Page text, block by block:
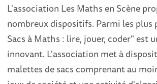
L'association Les Maths en Scène
nombreux dispositifs. Parmi les plus
Sacs à Maths : lire, jouer, coder" est
innovant. L'association met à
malettes de sacs comprenant au